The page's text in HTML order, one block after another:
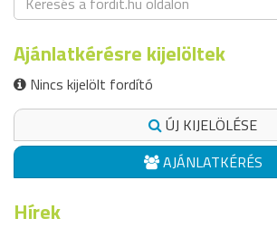
Ajánlatkérésre kijelöltek
Nincs kijelölt fordító
ÚJ KIJELÖLÉSE
AJÁNLATKÉRÉS
Hírek